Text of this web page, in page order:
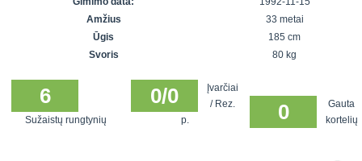
SFL rudens
Snaigės taurė
čempionatas
Vilnius
Amžius
33 metai
Ūgis
185 cm
Svoris
80 kg
6
Sužaistų rungtynių
0/0
Įvarčiai
/ Rez.
p.
0
Gauta
kortelių